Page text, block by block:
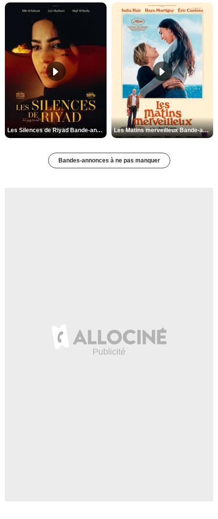
Les Silences de Riyad Bande-annonce VO STFR Les Matins merveilleux Bande-annonce VF
Bandes-annonces à ne pas manquer